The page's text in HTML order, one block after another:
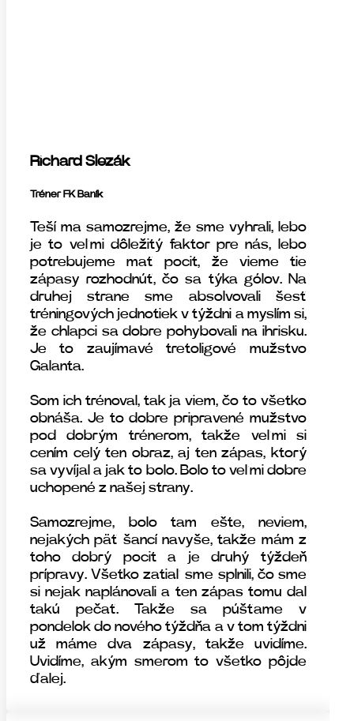
Richard Slezák
Tréner FK Baník
Teší ma samozrejme, že sme vyhrali, lebo
je to veľmi dôležitý faktor pre nás, lebo
potrebujeme mať pocit, že vieme tie
zápasy rozhodnúť, čo sa týka gólov. Na
druhej strane sme absolvovali šesť
tréningových jednotiek v týždni a myslím si,
že chlapci sa dobre pohybovali na ihrisku.
Je to zaujímavé tretoligové mužstvo
Galanta.
Som ich trénoval, tak ja viem, čo to všetko
obnáša. Je to dobre pripravené mužstvo
pod dobrým trénerom, takže veľmi si
cením celý ten obraz, aj ten zápas, ktorý
sa vyvíjal a jak to bolo. Bolo to veľmi dobre
uchopené z našej strany.
Samozrejme, bolo tam ešte, neviem,
nejakých päť šancí navyše, takže mám z
toho dobrý pocit a je druhý týždeň
prípravy. Všetko zatiaľ sme splnili, čo sme
si nejak naplánovali a ten zápas tomu dal
takú pečať. Takže sa púšťame v
pondelok do nového týždňa a v tom týždni
už máme dva zápasy, takže uvidíme.
Uvidíme, akým smerom to všetko pôjde
ďalej.